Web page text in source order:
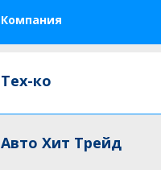
Компания
Тех-ко
Авто Хит Трейд